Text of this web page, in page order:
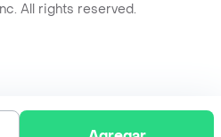
All rights reserved.